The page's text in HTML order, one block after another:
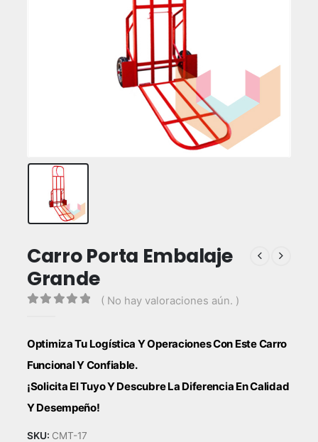
Carro Porta Embalaje
Grande
( No hay valoraciones aún. )
Optimiza Tu Logística Y Operaciones Con Este Carro
Funcional Y Confiable.
¡Solicita El Tuyo Y Descubre La Diferencia En Calidad
Y Desempeño!
SKU: CMT-17